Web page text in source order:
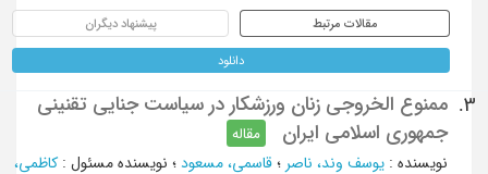
مقالات مرتبط پیشنهاد دیگران
دانلود
3.
ممنوع الخروجی زنان ورزشکار در سیاست جنایی تقنینی
جمهوری اسلامی ایران
مقاله
نویسنده: یوسف وند، ناصر؛ قاسمی، مسعود؛ نویسنده مسئول : کاظمی،